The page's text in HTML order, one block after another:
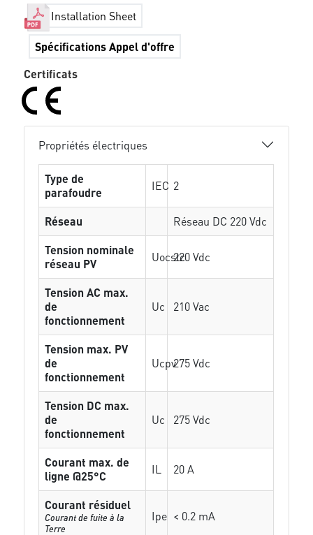
Installation Sheet
Spécifications Appel d'offre
Certificats
Propriétés électriques
Type de
parafoudre
IEC 2
Réseau
Réseau DC 220 Vdc
Tension nominale
réseau PV
Uocstc220 Vdc
Tension AC max.
de
fonctionnement
Uc 210 Vac
Tension max. PV
de
fonctionnement
Ucpv275 Vdc
Tension DC max.
de
fonctionnement
Uc 275 Vdc
Courant max. de
ligne @25°C
IL 20 A
Courant résiduel
Courant de fuite à la
Terre
Ipe < 0.2 mA